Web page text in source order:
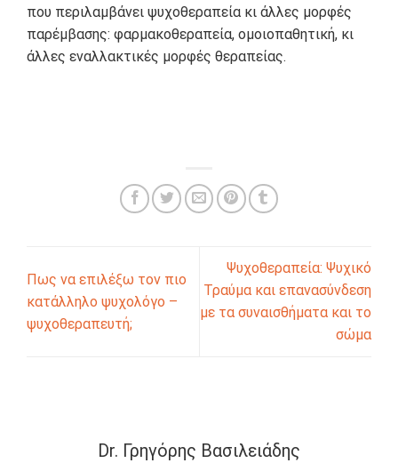
που περιλαμβάνει ψυχοθεραπεία κι άλλες μορφές
παρέμβασης: φαρμακοθεραπεία, ομοιοπαθητική, κι
άλλες εναλλακτικές μορφές θεραπείας.
Πως να επιλέξω τον πιο
κατάλληλο ψυχολόγο –
ψυχοθεραπευτή;
Ψυχοθεραπεία: Ψυχικό
Τραύμα και επανασύνδεση
με τα συναισθήματα και το
σώμα
Dr. Γρηγόρης Βασιλειάδης